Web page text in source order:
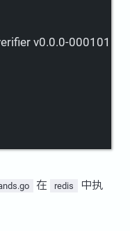
v0.0.0-
在 redis
中执